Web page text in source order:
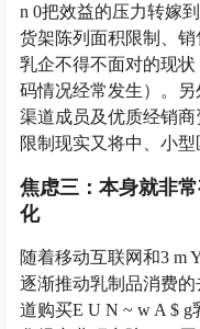
n 0把效益的压力转嫁
货架陈列面积限制、
乳企不得不面对的现
码情况经常发生）。
渠道成员及优质经销商
限制现实又将中、小型
焦虑三：本身就非
化
随着移动互联网和3 m
逐渐推动乳制品消费
道购买E U N ~ w A $ g